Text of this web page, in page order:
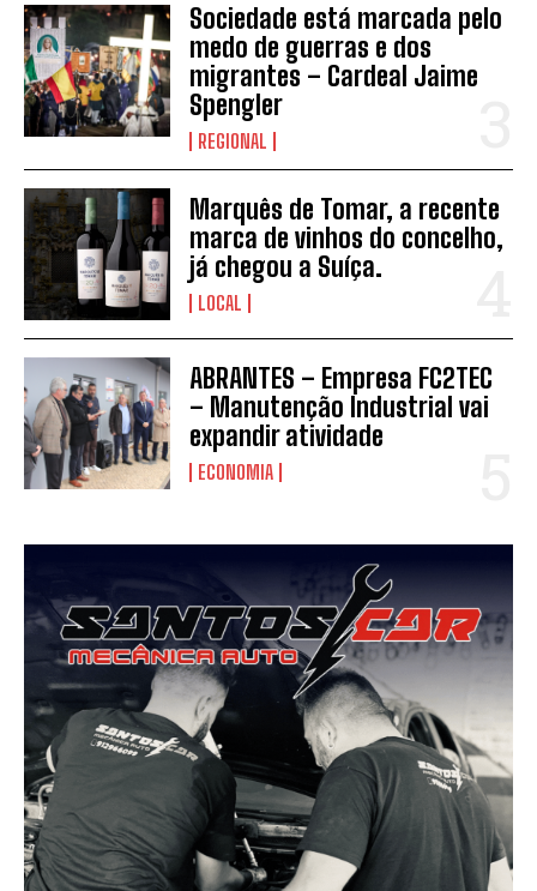
INSCREVER
Sociedade está marcada pelo
medo de guerras e dos
migrantes – Cardeal Jaime
Spengler
REGIONAL
Marquês de Tomar, a recente
marca de vinhos do concelho,
já chegou a Suíça.
LOCAL
ABRANTES – Empresa FC2TEC
– Manutenção Industrial vai
expandir atividade
ECONOMIA